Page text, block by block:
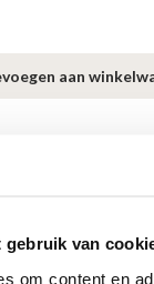
gebruik van
om content en
aan